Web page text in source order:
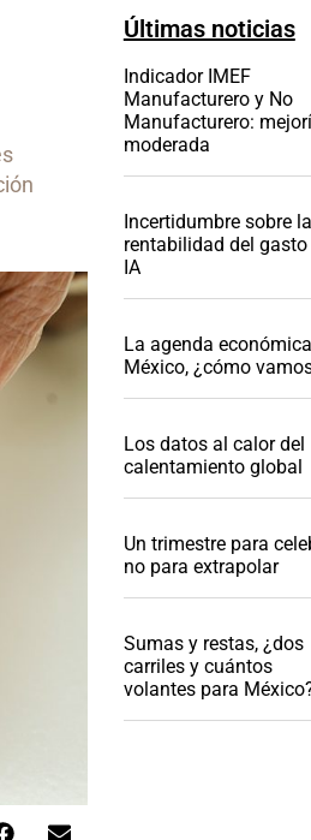
Últimas noticias
Indicador IMEF
Manufacturero y No
Manufacturero:
moderada
Incertidumbre sobre la
rentabilidad del gasto
IA
La agenda
México, ¿cómo
Los datos al calor del
calentamiento global
Un trimestre para
no para extrapolar
Sumas y restas, ¿dos
carriles y cuántos
volantes para